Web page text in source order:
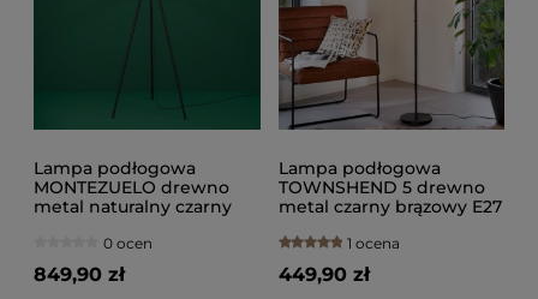
Lampa podłogowa
MONTEZUELO drewno
metal naturalny czarny
0 ocen
849,90 zł
Lampa podłogowa
TOWNSHEND 5 drewno
metal czarny brązowy E27
1 ocena
449,90 zł